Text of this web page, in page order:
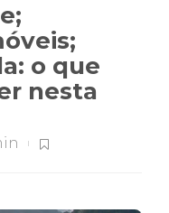
o que
nesta